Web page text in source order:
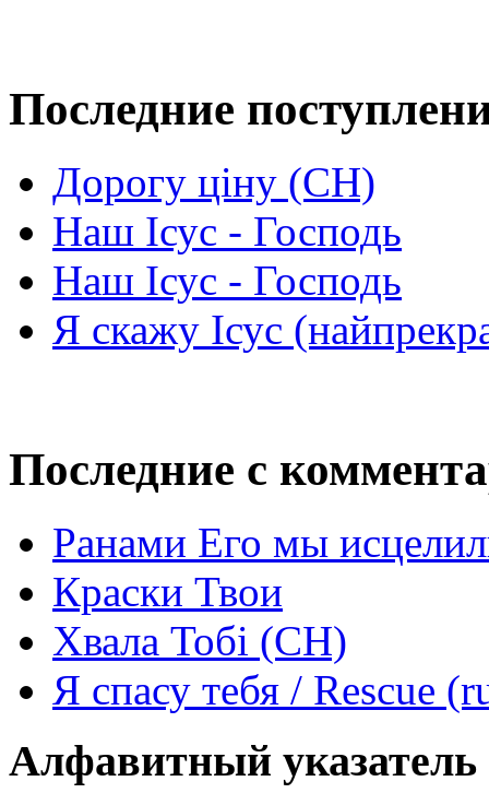
Последние
Дорогу ціну (СН)
Наш Ісус - Господь
Наш Ісус - Господь
Я скажу Ісус
Последние с
Ранами Его мы
Краски Твои
Хвала Тобі (СН)
Я спасу тебя / Rescue
Алфавитный указатель